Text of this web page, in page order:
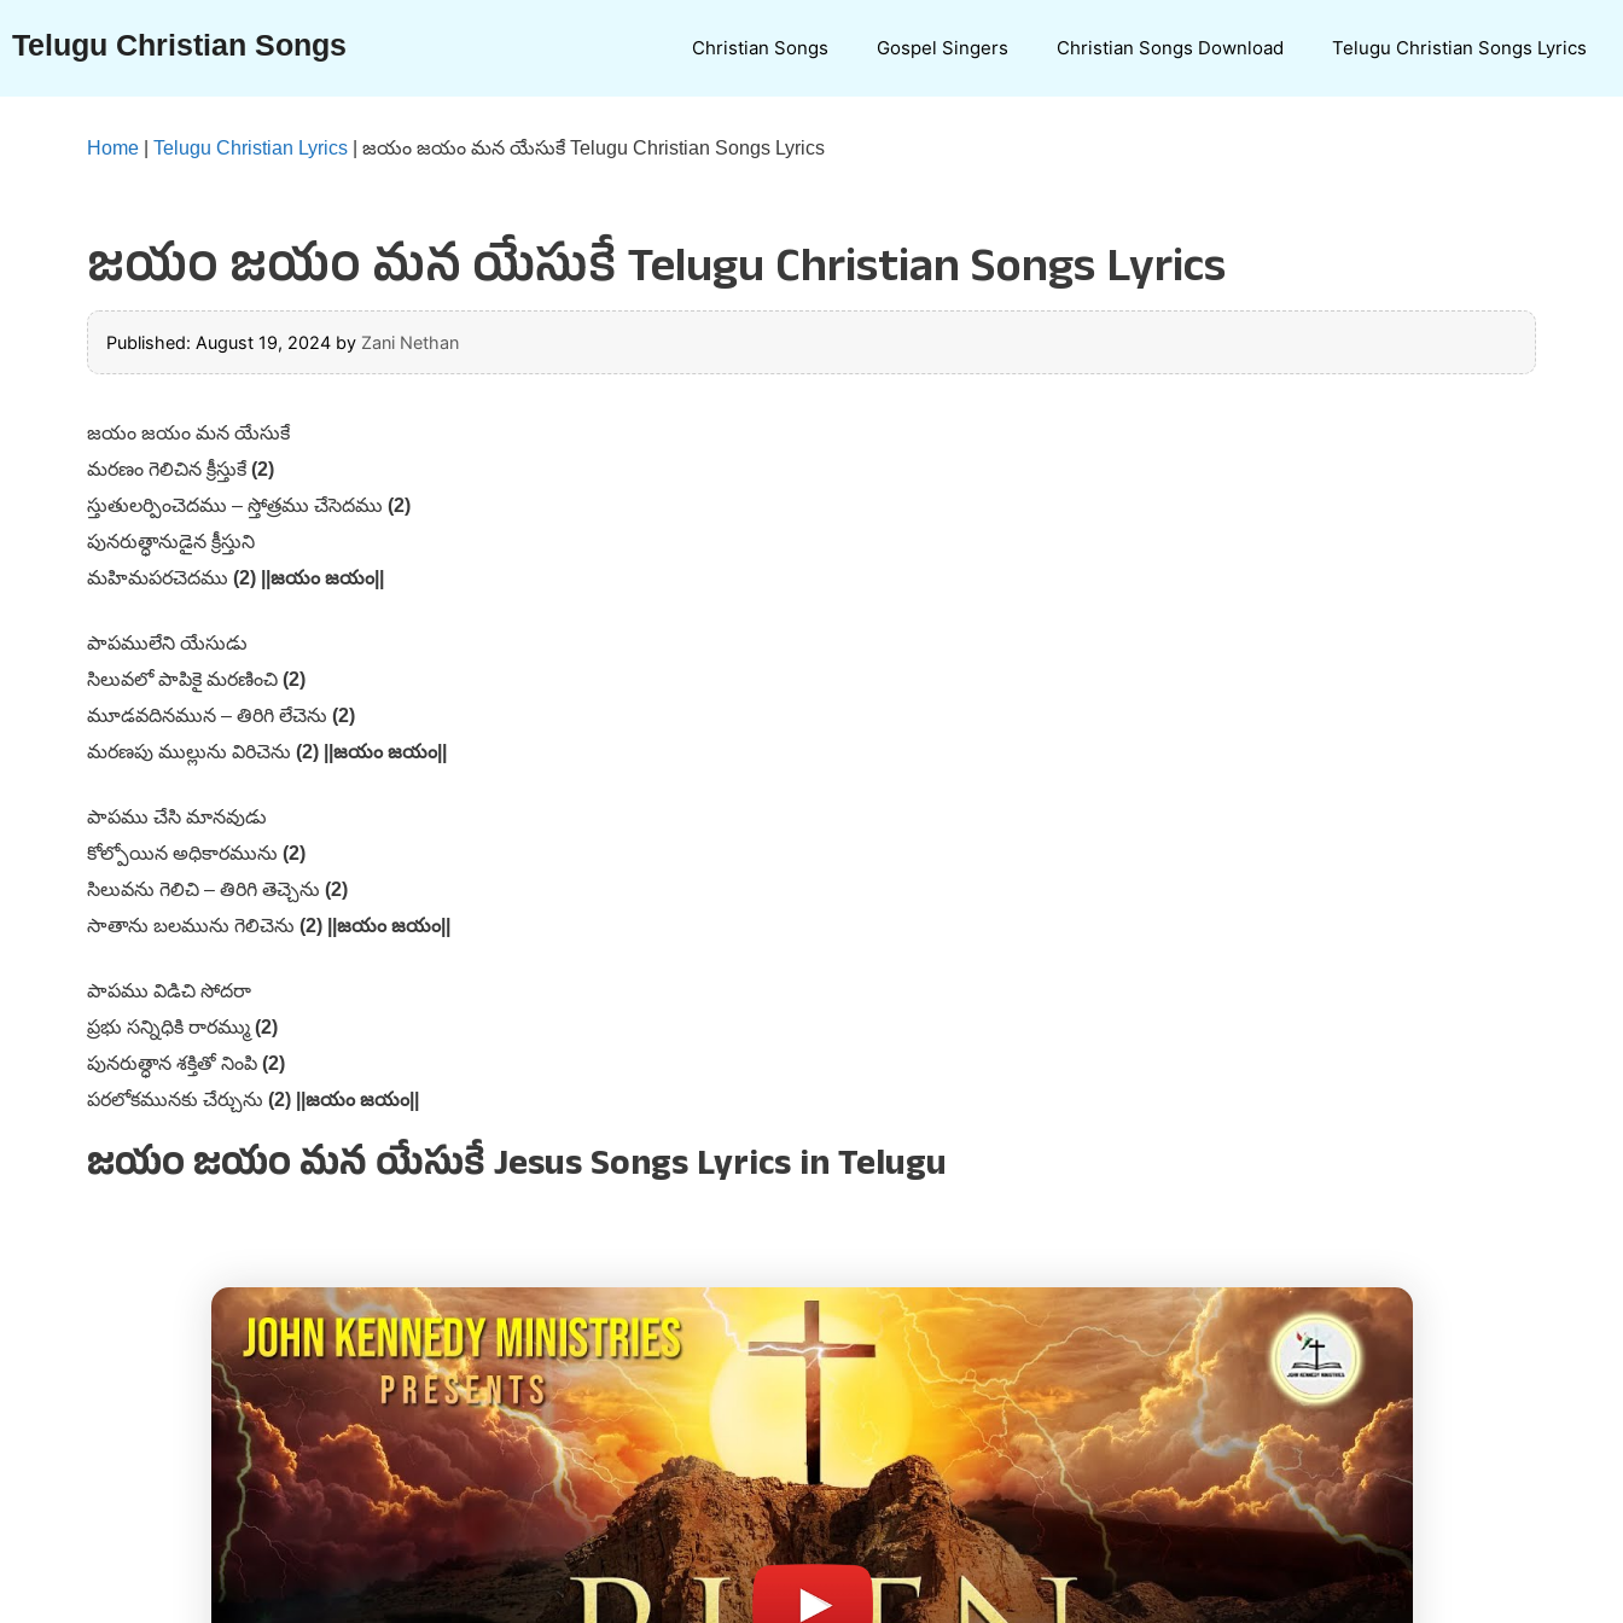
content
Telugu Christian Songs Christian Songs Gospel Singers Christian Songs Download Telugu Christian Songs Lyrics
Home Telugu Christian Lyrics జయం జయం మన యేసుకే Telugu Christian Songs Lyrics
జయం జయం మన యేసుకే Telugu Christian Songs Lyrics
Published: August 19, 2024 by Zani Nethan
జయం జయం మన యేసుకే
మరణం గెలిచిన క్రీస్తుకే(2)
స్తుతులర్పించెదము – స్తోత్రము చేసెదము (2)
పునరుత్ధానుడైన క్రీస్తుని
మహిమపరచెదము (2) ||జయం జయం||
పాపములేని యేసుడు
సిలువలో పాపికై మరణించి (2)
మూడవదినమున – తిరిగి లేచెను (2)
మరణపు ముల్లును విరిచెను (2) ||జయం జయం||
పాపము చేసి మానవుడు
కోల్పోయిన అధికారమును (2)
సిలువను గెలిచి – తిరిగి తెచ్చెను (2)
సాతాను బలమును గెలిచెను (2) ||జయం జయం||
పాపము విడిచి సోదరా
ప్రభు సన్నిధికి రారమ్ము (2)
పునరుత్ధాన శక్తితో నింపి (2)
పరలోకమునకు చేర్చును (2) ||జయం జయం||
జయం జయం మన యేసుకే Jesus Songs Lyrics in Telugu